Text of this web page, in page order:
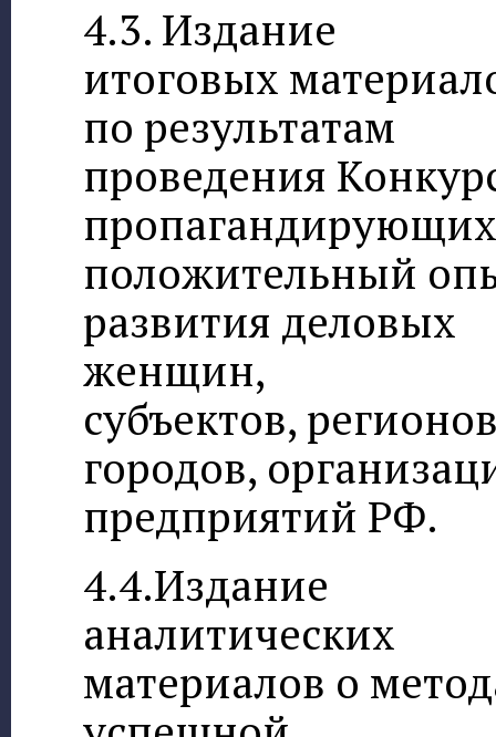
4.3. Издание
итоговых
по результатам
проведения
пропагандирующих
положительный
развития деловых
женщин,
субъектов,
городов,
предприятий РФ.
4.4.Издание
аналитических
материалов о